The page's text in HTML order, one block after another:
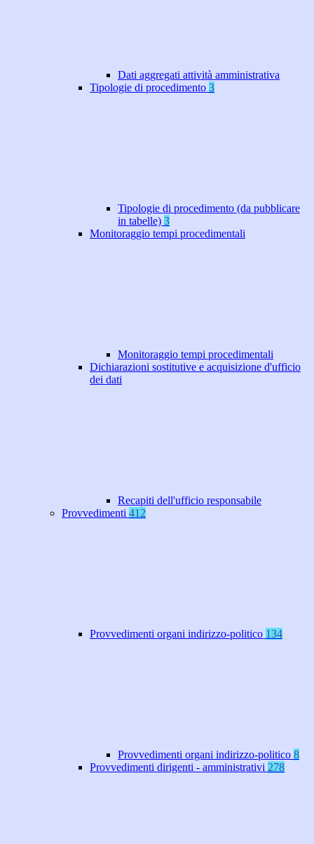
Dati aggregati attività amministrativa
Tipologie di procedimento 3
Tipologie di procedimento (da pubblicare
in tabelle) 3
Monitoraggio tempi procedimentali
Monitoraggio tempi procedimentali
Dichiarazioni sostitutive e acquisizione d'ufficio
dei dati
Recapiti dell'ufficio responsabile
Provvedimenti 412
Provvedimenti organi indirizzo-politico 134
Provvedimenti organi indirizzo-politico 8
Provvedimenti dirigenti - amministrativi 278